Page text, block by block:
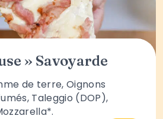
» Savoyarde
de terre, Oignons
Taleggio (DOP),